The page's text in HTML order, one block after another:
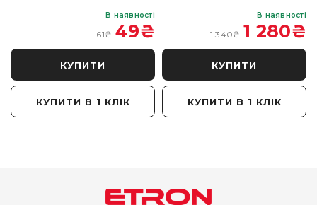
В наявності
61₴ 49₴
КУПИТИ
КУПИТИ В 1 КЛІК
В наявності
1 340₴ 1 280₴
КУПИТИ
КУПИТИ В 1 КЛІК